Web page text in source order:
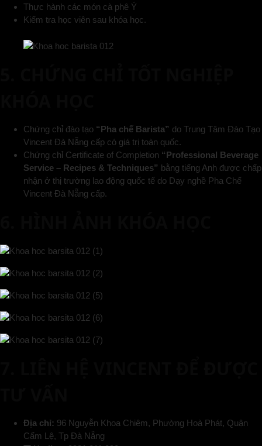
Thực hành các món cà phê Ý
Kiểm tra học viên sau khóa học.
Chứng chỉ đào tạo “Pha chế Barista” do Trung Tâm Đào Tạo
Vincent Đà Nẵng cấp có giá trị toàn quốc.
Chứng chỉ Certificate of Completion “Professional Beverage
Service – Recipes & Techniques” bằng tiếng Anh được chấp
nhận ở thị trường lao động quốc tế do Dạy nghề Pha Chế
Vincent Đà Nẵng cấp.
Địa chỉ: 96 Nguyễn Khoa Chiêm, Phường Hoà Phát, Quận
Cẩm Lệ, Tp Đà Nẵng